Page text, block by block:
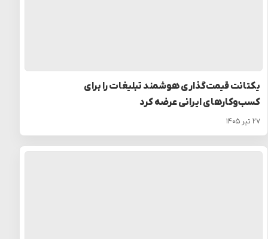
یکتانت قیمت‌گذاری هوشمند تبلیغات را برای
کسب‌وکارهای ایرانی عرضه کرد
۲۷ تیر ۱۴۰۵